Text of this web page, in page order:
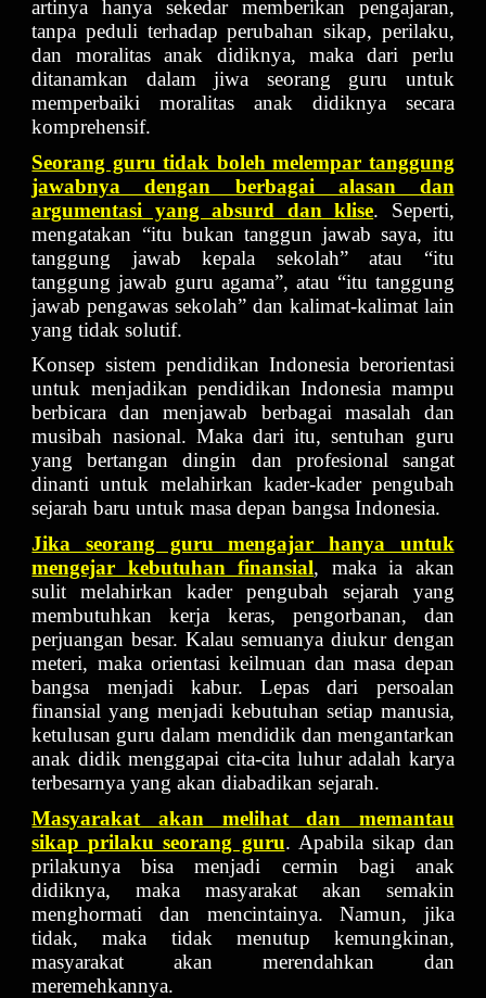
artinya hanya sekedar memberikan pengajaran,
tanpa peduli terhadap perubahan sikap, perilaku,
dan moralitas anak didiknya, maka dari perlu
ditanamkan dalam jiwa seorang guru untuk
memperbaiki moralitas anak didiknya secara
komprehensif.
Seorang guru tidak boleh melempar tanggung
jawabnya dengan berbagai alasan dan
argumentasi yang absurd dan klise. Seperti,
mengatakan “itu bukan tanggun jawab saya, itu
tanggung jawab kepala sekolah” atau “itu
tanggung jawab guru agama”, atau “itu tanggung
jawab pengawas sekolah” dan kalimat-kalimat lain
yang tidak solutif.
Konsep sistem pendidikan Indonesia berorientasi
untuk menjadikan pendidikan Indonesia mampu
berbicara dan menjawab berbagai masalah dan
musibah nasional. Maka dari itu, sentuhan guru
yang bertangan dingin dan profesional sangat
dinanti untuk melahirkan kader-kader pengubah
sejarah baru untuk masa depan bangsa Indonesia.
Jika seorang guru mengajar hanya untuk
mengejar kebutuhan finansial, maka ia akan
sulit melahirkan kader pengubah sejarah yang
membutuhkan kerja keras, pengorbanan, dan
perjuangan besar. Kalau semuanya diukur dengan
meteri, maka orientasi keilmuan dan masa depan
bangsa menjadi kabur. Lepas dari persoalan
finansial yang menjadi kebutuhan setiap manusia,
ketulusan guru dalam mendidik dan mengantarkan
anak didik menggapai cita-cita luhur adalah karya
terbesarnya yang akan diabadikan sejarah.
Masyarakat akan melihat dan memantau
sikap prilaku seorang guru. Apabila sikap dan
prilakunya bisa menjadi cermin bagi anak
didiknya, maka masyarakat akan semakin
menghormati dan mencintainya. Namun, jika
tidak, maka tidak menutup kemungkinan,
masyarakat akan merendahkan dan
meremehkannya.